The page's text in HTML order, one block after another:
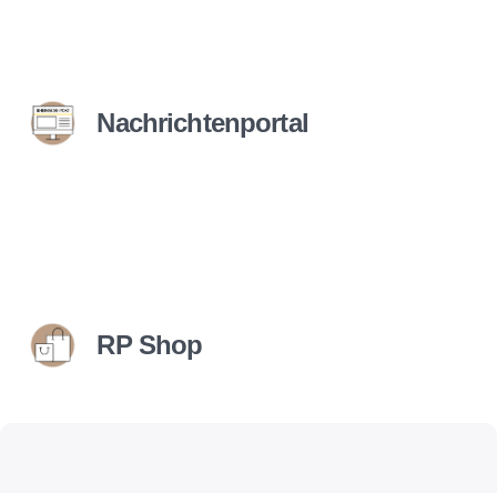
Nachrichtenportal
RP Shop